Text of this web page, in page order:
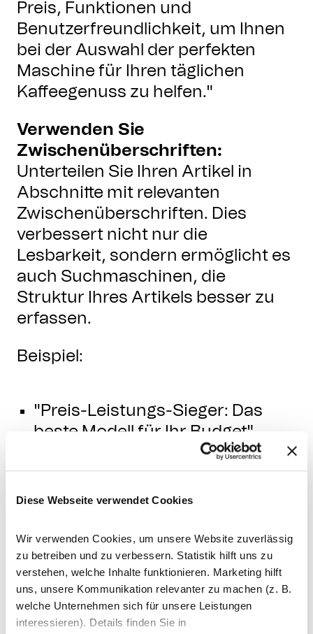
Diese Webseite verwendet Cookies
Wir verwenden Cookies, um unsere Website zuverlässig
zu betreiben und zu verbessern. Statistik hilft uns zu
verstehen, welche Inhalte funktionieren. Marketing hilft
uns, unsere Kommunikation relevanter zu machen (z. B.
welche Unternehmen sich für unsere Leistungen
interessieren). Details finden Sie in
Preis, Funktionen und
Benutzerfreundlichkeit, um Ihnen
bei der Auswahl der perfekten
Maschine für Ihren täglichen
Kaffeegenuss zu helfen."
Verwenden Sie
Zwischenüberschriften:
Unterteilen Sie Ihren Artikel in
Abschnitte mit relevanten
Zwischenüberschriften. Dies
verbessert nicht nur die
Lesbarkeit, sondern ermöglicht es
auch Suchmaschinen, die
Struktur Ihres Artikels besser zu
erfassen.
Beispiel:
"Preis-Leistungs-Sieger: Das
beste Modell für Ihr Budget"
"Die luxuriöseste Wahl:
Kaffeemaschinen für den
anspruchsvollen Genießer"
benutzerfreundlich: Ideal für
kleine Küchen".
Setzen Sie Keywords ein:
Integrieren Sie Ihre Haupt- und